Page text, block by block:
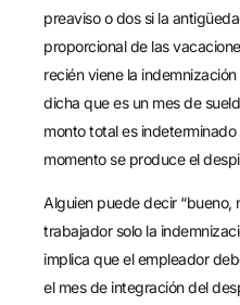
preaviso o dos si la
proporcional de las
recién viene la
dicha que es un mes de
monto total es
momento se produce el
Alguien puede decir “bueno,
trabajador solo la
implica que el empleador
el mes de integración del